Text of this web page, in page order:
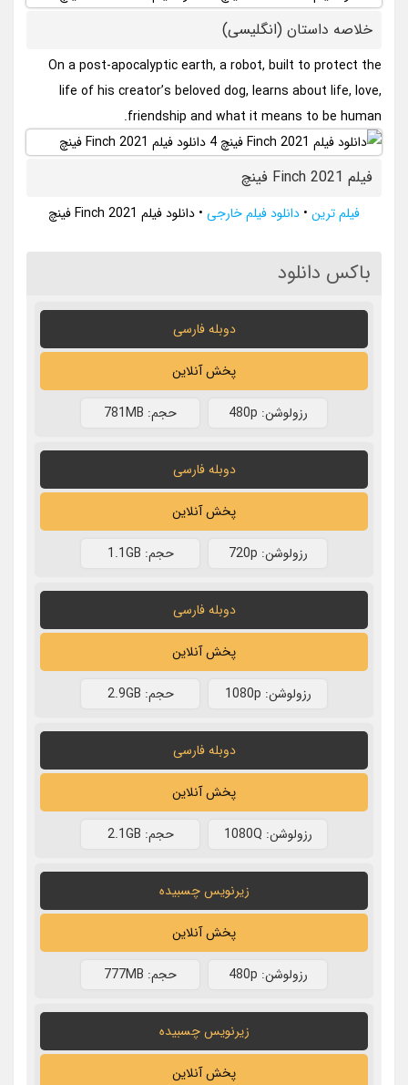
خلاصه داستان (انگلیسی)
On a post-apocalyptic earth, a robot, built to protect the
life of his creator’s beloved dog, learns about life, love,
friendship and what it means to be human.
فیلم Finch 2021 فینچ
فیلم ترین • دانلود فیلم خارجی • دانلود فیلم Finch 2021 فینچ
باکس دانلود
دوبله فارسی
پخش آنلاین
رزولوشن: 480p حجم: 781MB
دوبله فارسی
پخش آنلاین
رزولوشن: 720p حجم: 1.1GB
دوبله فارسی
پخش آنلاین
رزولوشن: 1080p حجم: 2.9GB
دوبله فارسی
پخش آنلاین
رزولوشن: 1080Q حجم: 2.1GB
زیرنویس چسبیده
پخش آنلاین
رزولوشن: 480p حجم: 777MB
زیرنویس چسبیده
پخش آنلاین